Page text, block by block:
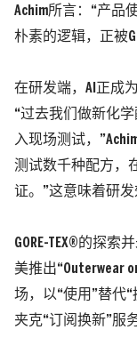
Achim所言：“产品
朴素的逻辑，正被
在研发端，AI正成
“过去我们做新化
入现场测试，
测试数千种配方，
证。”这意味着研发
GORE-TEX®的探
美推出“Outerwear
场，以“使用”替代
夹克“订阅换新”服